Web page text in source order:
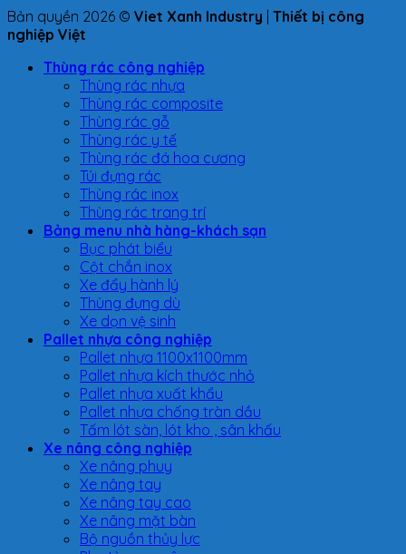
Bản quyền 2026 © Viet Xanh Industry Thiết bị công
nghiệp Việt
Thùng rác công nghiệp
Thùng rác nhựa
Thùng rác composite
Thùng rác gỗ
Thùng rác y tế
Thùng rác đá hoa cương
Túi đựng rác
Thùng rác inox
Thùng rác trang trí
Bảng menu nhà hàng-khách sạn
Bục phát biểu
Cột chắn inox
Xe đẩy hành lý
Thùng đựng dù
Xe dọn vệ sinh
Pallet nhựa công nghiệp
Pallet nhựa 1100x1100mm
Pallet nhựa kích thước nhỏ
Pallet nhựa xuất khẩu
Pallet nhựa chống tràn dầu
Tấm lót sàn, lót kho , sân khấu
Xe nâng công nghiệp
Xe nâng phuy
Xe nâng tay
Xe nâng tay cao
Xe nâng mặt bàn
Bộ nguồn thủy lực